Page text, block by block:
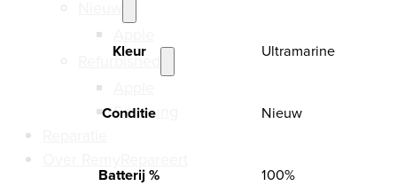
Refurbished
Samsung
Kleur Ultramarine
Conditie Nieuw
Batterij % 100%